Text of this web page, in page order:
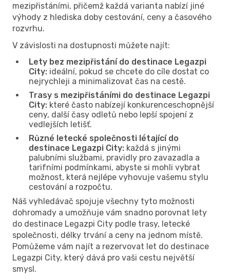
mezipřistáními, přičemž každá varianta nabízí jiné
výhody z hlediska doby cestování, ceny a časového
rozvrhu.
V závislosti na dostupnosti můžete najít:
Lety bez mezipřistání do destinace Legazpi
City: ideální, pokud se chcete do cíle dostat co
nejrychleji a minimalizovat čas na cestě.
Trasy s mezipřistáními do destinace Legazpi
City: které často nabízejí konkurenceschopnější
ceny, další časy odletů nebo lepší spojení z
vedlejších letišť.
Různé letecké společnosti létající do
destinace Legazpi City: každá s jinými
palubními službami, pravidly pro zavazadla a
tarifními podmínkami, abyste si mohli vybrat
možnost, která nejlépe vyhovuje vašemu stylu
cestování a rozpočtu.
Náš vyhledávač spojuje všechny tyto možnosti
dohromady a umožňuje vám snadno porovnat lety
do destinace Legazpi City podle trasy, letecké
společnosti, délky trvání a ceny na jednom místě.
Pomůžeme vám najít a rezervovat let do destinace
Legazpi City, který dává pro vaši cestu největší
smysl.